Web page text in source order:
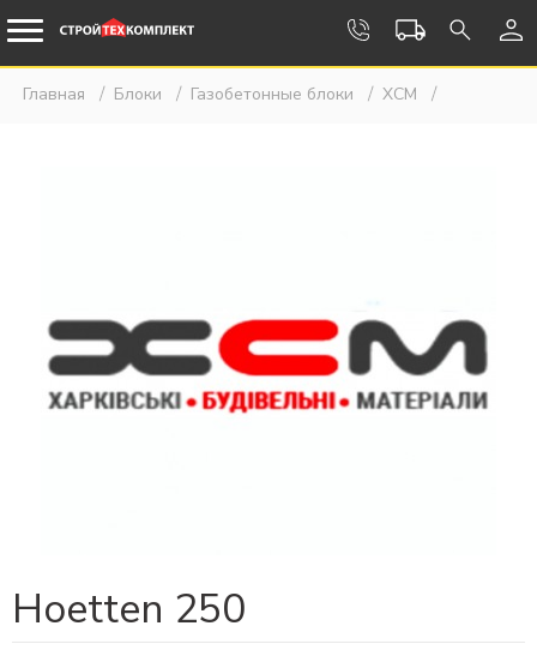
Главная Блоки Газобетонные блоки ХСМ
Hoetten 250